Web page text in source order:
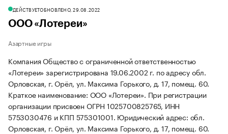
ДЕЙСТВУЕТОБНОВЛЕНО, 29.08.2022
ООО «Лотереи»
Азартные игры
Компания Общество с ограниченной ответственностью
«Лотереи» зарегистрирована 19.06.2002 г. по адресу обл.
Орловская, г. Орёл, ул. Максима Горького, д. 17, помещ. 60.
Краткое наименование: ООО «Лотереи». При регистрации
организации присвоен ОГРН 1025700825765, ИНН
5753030476 и КПП 575301001. Юридический адрес: обл.
Орловская, г. Орёл, ул. Максима Горького, д. 17, помещ. 60.